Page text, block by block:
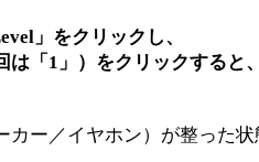
」をクリックし、
は「1」）をクリックすると
ー／イヤホン）が整った